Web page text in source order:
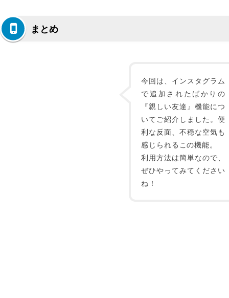
まとめ
今回は、インスタグラム
で追加されたばかりの
『親しい友達』機能につ
いてご紹介しました。便
利な反面、不穏な空気も
感じられるこの機能。
利用方法は簡単なので、
ぜひやってみてください
ね！